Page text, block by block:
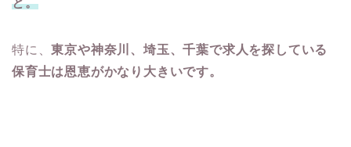
と。
特に、東京や神奈川、埼玉、千葉で求人を探している
保育士は恩恵がかなり大きいです。